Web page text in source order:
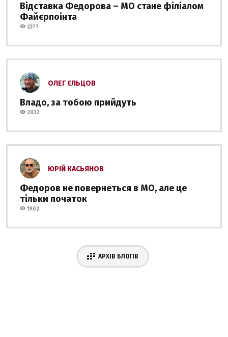
Відставка Федорова – МО стане філіалом
Файєрпоінта
2377
ОЛЕГ ЄЛЬЦОВ
Владо, за тобою прийдуть
2032
ЮРІЙ КАСЬЯНОВ
Федоров не повернеться в МО, але це
тільки початок
1902
АРХІВ БЛОГІВ